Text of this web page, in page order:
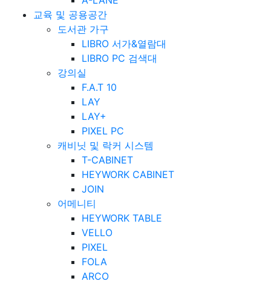
교육 및 공용공간
도서관 가구
LIBRO 서가&열람대
LIBRO PC 검색대
강의실
F.A.T 10
LAY
LAY+
PIXEL PC
캐비닛 및 락커 시스템
T-CABINET
HEYWORK CABINET
JOIN
어메니티
HEYWORK TABLE
VELLO
PIXEL
FOLA
ARCO